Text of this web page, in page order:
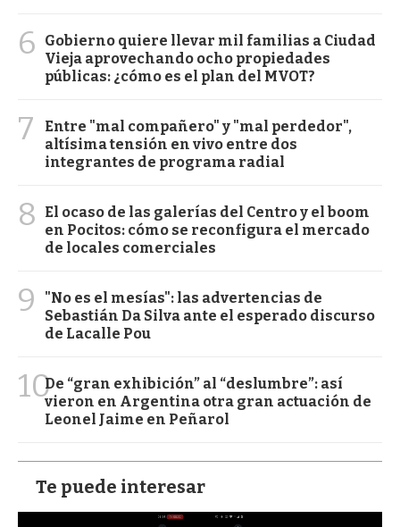
6
Gobierno quiere llevar mil familias a Ciudad
Vieja aprovechando ocho propiedades
públicas: ¿cómo es el plan del MVOT?
7
Entre "mal compañero" y "mal perdedor",
altísima tensión en vivo entre dos
integrantes de programa radial
8
El ocaso de las galerías del Centro y el boom
en Pocitos: cómo se reconfigura el mercado
de locales comerciales
9
"No es el mesías": las advertencias de
Sebastián Da Silva ante el esperado discurso
de Lacalle Pou
10De “gran exhibición” al “deslumbre”: así
vieron en Argentina otra gran actuación de
Leonel Jaime en Peñarol
Te puede interesar